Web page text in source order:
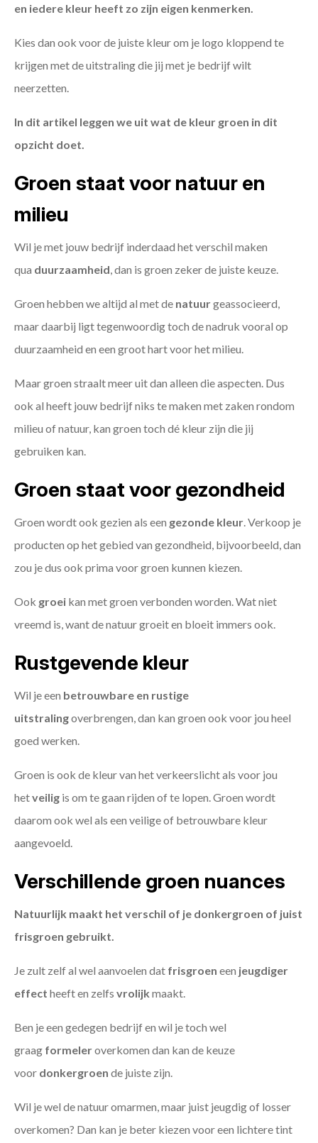
en iedere kleur heeft zo zijn eigen kenmerken.
Kies dan ook voor de juiste kleur om je logo kloppend te
krijgen met de uitstraling die jij met je bedrijf wilt
neerzetten.
In dit artikel leggen we uit wat de kleur groen in dit
opzicht doet.
Groen staat voor natuur en
milieu
Wil je met jouw bedrijf inderdaad het verschil maken
qua duurzaamheid, dan is groen zeker de juiste keuze.
Groen hebben we altijd al met de natuurgeassocieerd,
maar daarbij ligt tegenwoordig toch de nadruk vooral op
duurzaamheid en een groot hart voor het milieu.
Maar groen straalt meer uit dan alleen die aspecten. Dus
ook al heeft jouw bedrijf niks te maken met zaken rondom
milieu of natuur, kan groen toch dé kleur zijn die jij
gebruiken kan.
Groen staat voor gezondheid
Groen wordt ook gezien als een gezonde kleur. Verkoop je
producten op het gebied van gezondheid, bijvoorbeeld, dan
zou je dus ook prima voor groen kunnen kiezen.
Ook groei kan met groen verbonden worden. Wat niet
vreemd is, want de natuur groeit en bloeit immers ook.
Rustgevende kleur
Wil je een betrouwbare en rustige
uitstralingoverbrengen, dan kan groen ook voor jou heel
goed werken.
Groen is ook de kleur van het verkeerslicht als voor jou
hetveilig is om te gaan rijden of te lopen. Groen wordt
daarom ook wel als een veilige of betrouwbare kleur
aangevoeld.
Verschillende groen nuances
Natuurlijk maakt het verschil of je donkergroen of juist
frisgroen gebruikt.
Je zult zelf al wel aanvoelen dat frisgroen een jeugdiger
effect heeft en zelfs vrolijk maakt.
Ben je een gedegen bedrijf en wil je toch wel
graag formeleroverkomen dan kan de keuze
voor donkergroen de juiste zijn.
Wil je wel de natuur omarmen, maar juist jeugdig of losser
overkomen? Dan kan je beter kiezen voor een lichtere tint